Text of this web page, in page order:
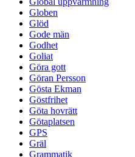
Globen
Glöd
Gode män
Godhet
Goliat
Göra gott
Göran Persson
Gösta Ekman
Göstfrihet
Göta hovrätt
Götaplatsen
GPS
Gräl
Grammatik